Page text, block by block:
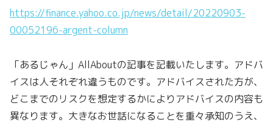
https://finance.yahoo.co.jp/news/detail/20220903-
00052196-argent-column
「あるじゃん」AllAboutの記事を記載いたします。アドバ
イスは人それぞれ違うものです。アドバイスされた方が、
どこまでのリスクを想定するかによりアドバイスの内容も
異なります。大きなお世話になることを重々承知のうえ、